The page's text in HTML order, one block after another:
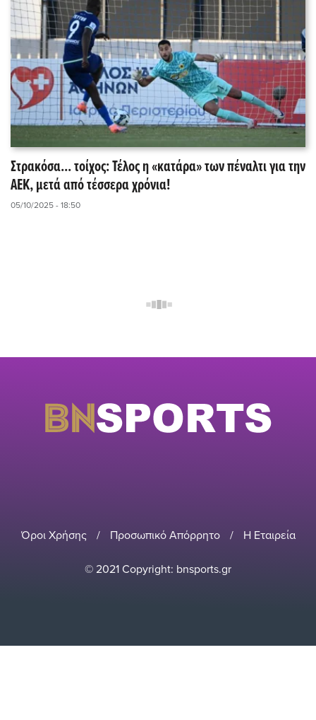
Στρακόσα... τοίχος: Τέλος η «κατάρα» των πέναλτι για την
ΑΕΚ, μετά από τέσσερα χρόνια!
05/10/2025 - 18:50
Όροι Χρήσης / Προσωπικό Απόρρητο / Η Εταιρεία
© 2021 Copyright: bnsports.gr